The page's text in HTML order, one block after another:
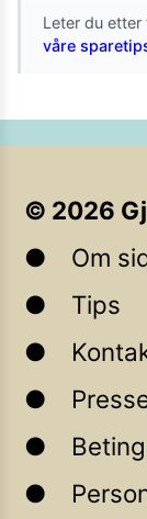
Leter du etter
våre
© 2026
Om
Tips